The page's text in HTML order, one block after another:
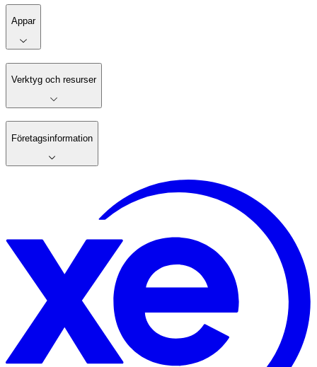
Appar
Verktyg och resurser
Företagsinformation